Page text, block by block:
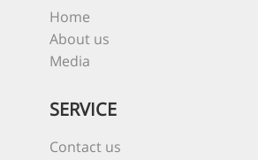
Home
About us
Media
SERVICE
Contact us